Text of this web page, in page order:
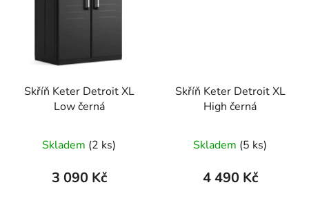
Skříň Keter Detroit XL
Low černá
Skladem (2 ks)
3 090 Kč
Skříň Keter Detroit XL
High černá
Skladem (5 ks)
4 490 Kč